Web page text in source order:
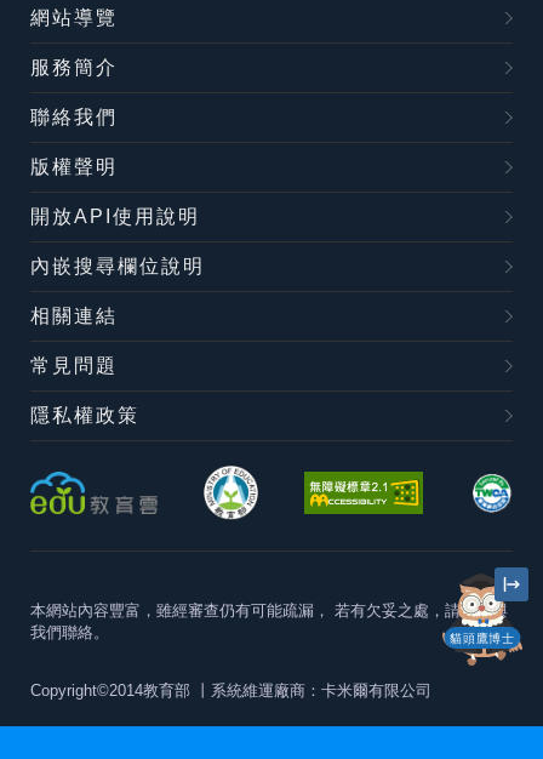
貓頭鷹博士
網站導覽
服務簡介
聯絡我們
版權聲明
開放API使用說明
內嵌搜尋欄位說明
相關連結
常見問題
隱私權政策
本網站內容豐富，雖經審查仍有可能疏漏， 若有欠妥之處，請隨時與
我們聯絡。
Copyright©2014教育部 丨系統維運廠商：卡米爾有限公司